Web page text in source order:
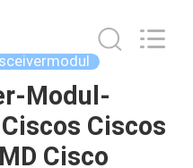
Modul-
Ciscos
Cisco